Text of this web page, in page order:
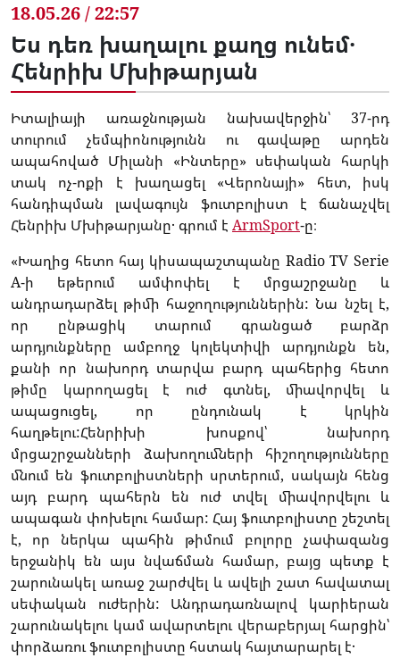
18.05.26 / 22:57
Ես դեռ խաղալու քաղց ունեմ․
Հենրիխ Մխիթարյան
Իտալիայի առաջնության նախավերջին՝ 37-րդ
տուրում չեմպիոնությունն ու գավաթը արդեն
ապահոված Միլանի «Ինտերը» սեփական հարկի
տակ ոչ-ոքի է խաղացել «Վերոնայի» հետ, իսկ
հանդիպման լավագույն ֆուտբոլիստ է ճանաչվել
Հենրիխ Մխիթարյանը․ գրում է ArmSport-ը։
«Խաղից հետո հայ կիսապաշտպանը Radio TV Serie
A-ի եթերում ամփոփել է մրցաշրջանը և
անդրադարձել թիմի հաջողություններին: Նա նշել է,
որ ընթացիկ տարում գրանցած բարձր
արդյունքները ամբողջ կոլեկտիվի արդյունքն են,
քանի որ նախորդ տարվա բարդ պահերից հետո
թիմը կարողացել է ուժ գտնել, միավորվել և
ապացուցել, որ ընդունակ է կրկին
հաղթելու:Հենրիխի խոսքով՝ նախորդ
մրցաշրջանների ձախողումների հիշողությունները
մնում են ֆուտբոլիստների սրտերում, սակայն հենց
այդ բարդ պահերն են ուժ տվել միավորվելու և
ապագան փոխելու համար: Հայ ֆուտբոլիստը շեշտել
է, որ ներկա պահին թիմում բոլորը չափազանց
երջանիկ են այս նվաճման համար, բայց պետք է
շարունակել առաջ շարժվել և ավելի շատ հավատալ
սեփական ուժերին: Անդրադառնալով կարիերան
շարունակելու կամ ավարտելու վերաբերյալ հարցին՝
փորձառու ֆուտբոլիստը հստակ հայտարարել է․